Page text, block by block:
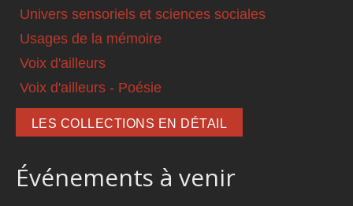
Univers sensoriels et sciences sociales
Usages de la mémoire
Voix d'ailleurs
Voix d'ailleurs - Poésie
LES COLLECTIONS EN DÉTAIL
Événements à venir